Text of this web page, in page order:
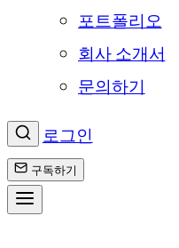
포트폴리오
회사 소개서
문의하기
로그인
구독하기